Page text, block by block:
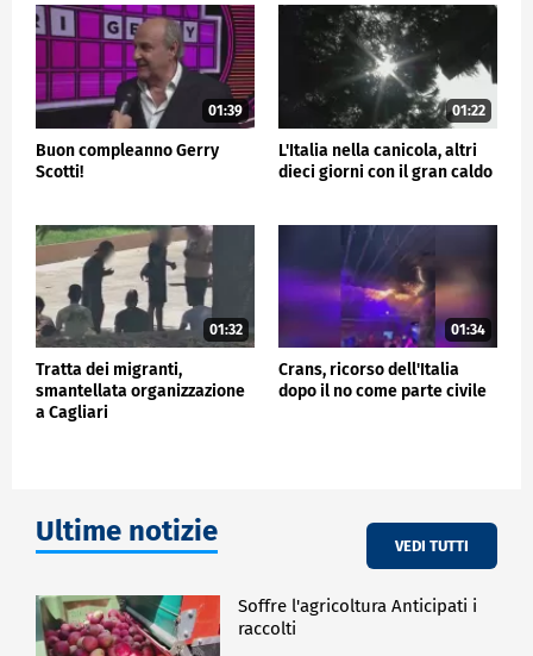
01:39
Buon compleanno Gerry
Scotti!
01:22
L'Italia nella canicola, altri
dieci giorni con il gran caldo
01:32
Tratta dei migranti,
smantellata organizzazione
a Cagliari
01:34
Crans, ricorso dell'Italia
dopo il no come parte civile
Ultime notizie VEDI TUTTI
Soffre l'agricoltura Anticipati i
raccolti